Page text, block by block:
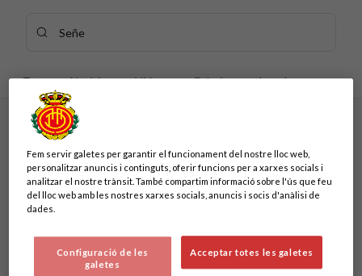
Introdueix la teva cerca, espera uns instants i et
Tots Notícies Vídeos Galeries Jugadors
Sense resultats
Sense resultats
Fem servir galetes per garantir el funcionament del nostre lloc web,
personalitzar anuncis i continguts, oferir funcions per a xarxes socials i
analitzar el nostre trànsit. També compartim informació sobre l'ús que feu
del lloc web amb les nostres xarxes socials, anuncis i socis d'anàlisi de
dades.
Acceptar totes les galetes
Configuració de les
galetes